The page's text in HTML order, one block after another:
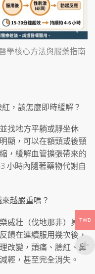
學核心方法與服藥指南
，該怎麼即時緩解？
找地方平躺或靜坐休
顯，可以在額頭或後頸
，緩解血管擴張帶來的
小時內隨著藥物代謝自
越嚴重嗎？
威壯（伐地那非）具有
饋在連續服用幾次後，
改變，頭痛、臉紅、鼻
輕，甚至完全消失。
TWD